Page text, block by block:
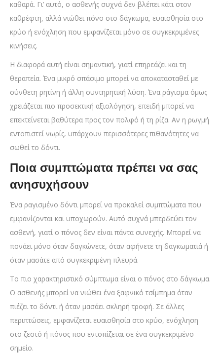
καθαρά. Γι’ αυτό, ο ασθενής συχνά δεν βλέπει κάτι στον
καθρέφτη, αλλά νιώθει πόνο στο δάγκωμα, ευαισθησία στο
κρύο ή ενόχληση που εμφανίζεται μόνο σε συγκεκριμένες
κινήσεις.
Η διαφορά αυτή είναι σημαντική, γιατί επηρεάζει και τη
θεραπεία. Ένα μικρό σπάσιμο μπορεί να αποκατασταθεί με
σύνθετη ρητίνη ή άλλη συντηρητική λύση. Ένα ράγισμα όμως
χρειάζεται πιο προσεκτική αξιολόγηση, επειδή μπορεί να
επεκτείνεται βαθύτερα προς τον πολφό ή τη ρίζα. Αν η ρωγμή
εντοπιστεί νωρίς, υπάρχουν περισσότερες πιθανότητες να
σωθεί το δόντι.
Ποια συμπτώματα πρέπει να σας
ανησυχήσουν
Ένα ραγισμένο δόντι μπορεί να προκαλεί συμπτώματα που
εμφανίζονται και υποχωρούν. Αυτό συχνά μπερδεύει τον
ασθενή, γιατί ο πόνος δεν είναι πάντα συνεχής. Μπορεί να
πονάει μόνο όταν δαγκώνετε, όταν αφήνετε τη δαγκωματιά ή
όταν μασάτε από συγκεκριμένη πλευρά.
Το πιο χαρακτηριστικό σύμπτωμα είναι ο πόνος στο δάγκωμα.
Ο ασθενής μπορεί να νιώθει ένα ξαφνικό τσίμπημα όταν
πιέζει το δόντι ή όταν μασάει σκληρή τροφή. Σε άλλες
περιπτώσεις, εμφανίζεται ευαισθησία στο κρύο, ενόχληση
στο ζεστό ή πόνος που εντοπίζεται σε ένα συγκεκριμένο
σημείο.